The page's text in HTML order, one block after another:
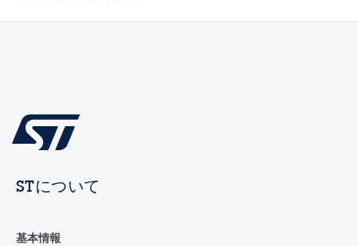
STについて
基本情報